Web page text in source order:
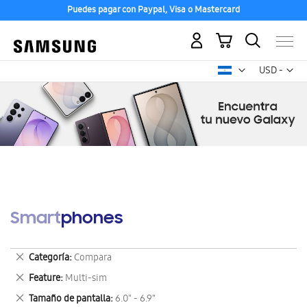
Puedes pagar con Paypal, Visa o Mastercard
USD -
dólar
Mi carrito
Smartphones
Categoría Compara
Eliminar
este
artículo
Feature Multi-sim
Eliminar
este
Tamaño de pantalla 6.0" - 6.9"
Eliminar